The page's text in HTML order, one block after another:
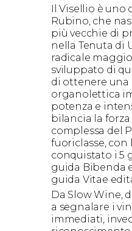
Il Visellio è uno
Rubino, che
più vecchie di
nella Tenuta di
radicale
sviluppato di
di ottenere una
organolettica
potenza e
bilancia la
complessa del
fuoriclasse, con
conquistato i 5
guida Bibenda
guida Vitae
Da Slow Wine,
a segnalare i
immediati,